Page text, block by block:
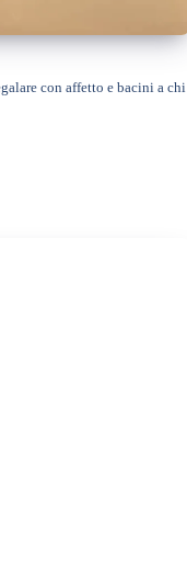
con affetto e bacini a chi